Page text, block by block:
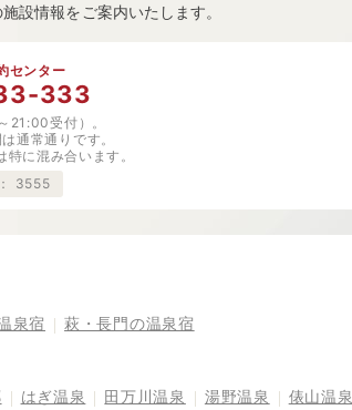
設情報をご案内いたします。
センター
333
21:00受付）。
通常通りです。
に混み合います。
3555
泉宿 萩・長門の温泉宿
はぎ温泉 田万川温泉 湯野温泉 俵山温泉